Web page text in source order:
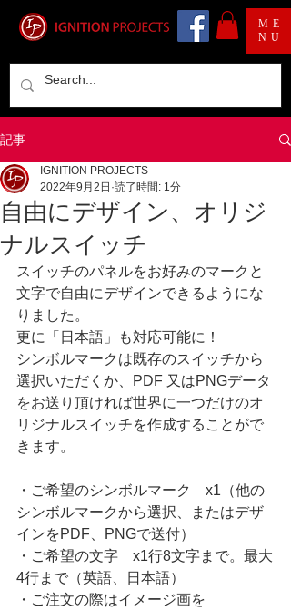
ME
NU
記事
自由にデザイン、オリジ
ナルスイッチ
IGNITION PROJECTS
2022年9月2日 読了時間: 1分
スイッチのパネルをお好みのマークと
文字で自由にデザインできるようにな
りました。
更に「日本語」も対応可能に！
シンボルマークは既存のスイッチから
選択いただくか、PDF 又はPNGデータ
をお送り頂ければ世界に一つだけのオ
リジナルスイッチを作成することがで
きます。
・ご希望のシンボルマーク　x1（他の
シンボルマークから選択、またはデザ
インをPDF、PNGで送付）
・ご希望の文字　x1行8文字まで。最大
4行まで（英語、日本語）
・ご注文の際はイメージ画を